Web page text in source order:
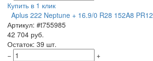
Купить в 1 клик
Aplus 222 Neptune + 16.9/0 R28 152A8 PR12
Артикул: #t755985
42 704 руб.
Остаток: 39 шт.
−
+